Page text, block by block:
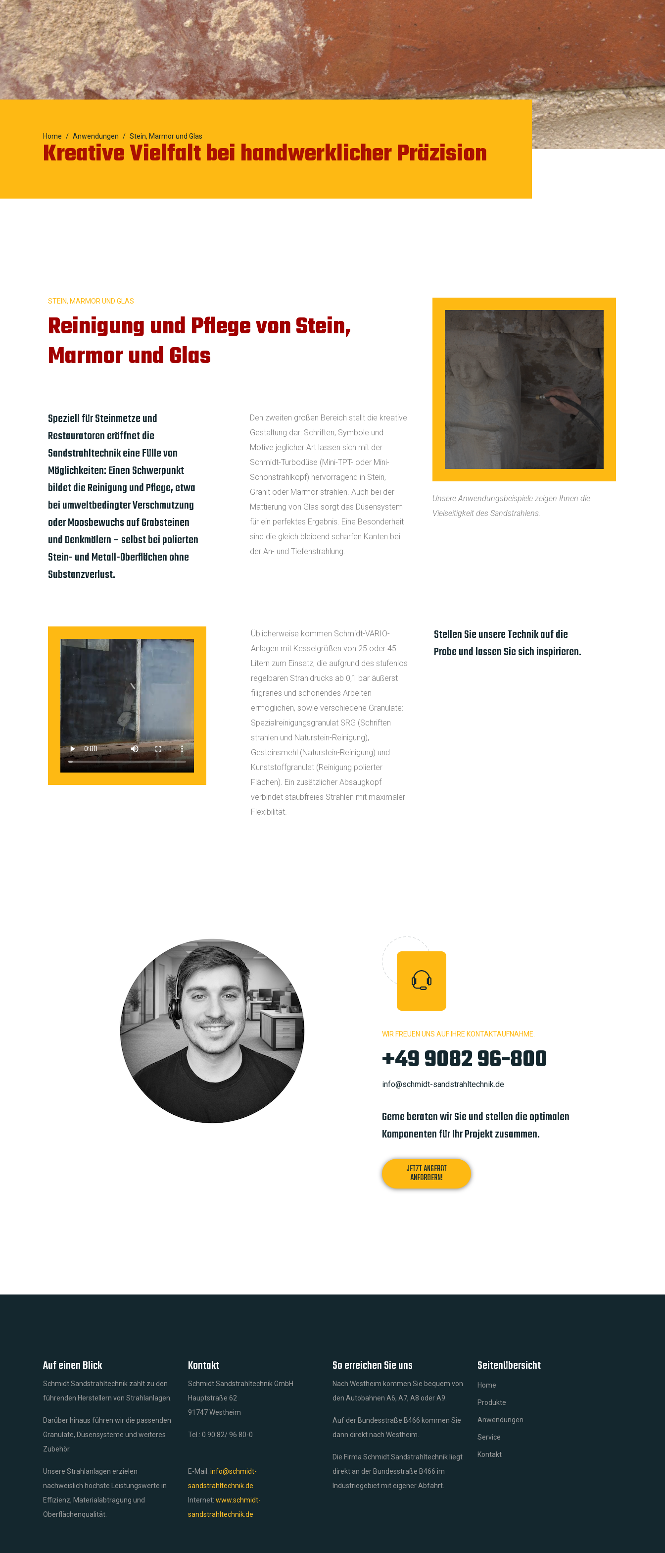
Home Anwendungen Stein, Marmor und Glas
Kreative Vielfalt bei handwerklicher Präzision
STEIN, MARMOR UND GLAS
Reinigung und Pflege von Stein,
Marmor und Glas
Speziell für Steinmetze und
Restauratoren eröffnet die
Sandstrahltechnik eine Fülle von
Möglichkeiten: Einen Schwerpunkt
bildet die Reinigung und Pflege, etwa
bei umweltbedingter Verschmutzung
oder Moosbewuchs auf Grabsteinen
und Denkmälern – selbst bei polierten
Stein- und Metall-Oberflächen ohne
Substanzverlust.
Den zweiten großen Bereich stellt die kreative
Gestaltung dar: Schriften, Symbole und
Motive jeglicher Art lassen sich mit der
Schmidt-Turbodüse (Mini-TPT- oder Mini-
Schonstrahlkopf) hervorragend in Stein,
Granit oder Marmor strahlen. Auch bei der
Mattierung von Glas sorgt das Düsensystem
für ein perfektes Ergebnis. Eine Besonderheit
sind die gleich bleibend scharfen Kanten bei
der An- und Tiefenstrahlung.
Unsere Anwendungsbeispiele zeigen Ihnen die
Vielseitigkeit des Sandstrahlens.
Üblicherweise kommen Schmidt-VARIO-
Anlagen mit Kesselgrößen von 25 oder 45
Litern zum Einsatz, die aufgrund des stufenlos
regelbaren Strahldrucks ab 0,1 bar äußerst
filigranes und schonendes Arbeiten
ermöglichen, sowie verschiedene Granulate:
Spezialreinigungsgranulat SRG (Schriften
strahlen und Naturstein-Reinigung),
Gesteinsmehl (Naturstein-Reinigung) und
Kunststoffgranulat (Reinigung polierter
Flächen). Ein zusätzlicher Absaugkopf
verbindet staubfreies Strahlen mit maximaler
Flexibilität.
Stellen Sie unsere Technik auf die
Probe und lassen Sie sich inspirieren.
WIR FREUEN UNS AUF IHRE KONTAKTAUFNAHME.
+49 9082 96-800
info@schmidt-sandstrahltechnik.de
Gerne beraten wir Sie und stellen die optimalen
Komponenten für Ihr Projekt zusammen.
JETZT ANGEBOT
ANFORDERN!
Auf einen Blick
Schmidt Sandstrahltechnik zählt zu den
führenden Herstellern von Strahlanlagen.
Darüber hinaus führen wir die passenden
Granulate, Düsensysteme und weiteres
Zubehör.
Unsere Strahlanlagen erzielen
nachweislich höchste Leistungswerte in
Effizienz, Materialabtragung und
Oberflächenqualität.
Kontakt
Schmidt Sandstrahltechnik GmbH
Hauptstraße 62
91747 Westheim
Tel.: 0 90 82/ 96 80-0
E-Mail: info@schmidt-
sandstrahltechnik.de
Internet: www.schmidt-
sandstrahltechnik.de
So erreichen Sie uns
Nach Westheim kommen Sie bequem von
den Autobahnen A6, A7, A8 oder A9.
Auf der Bundesstraße B466 kommen Sie
dann direkt nach Westheim.
Die Firma Schmidt Sandstrahltechnik liegt
direkt an der Bundesstraße B466 im
Industriegebiet mit eigener Abfahrt.
Seitenübersicht
Home
Produkte
Anwendungen
Service
Kontakt